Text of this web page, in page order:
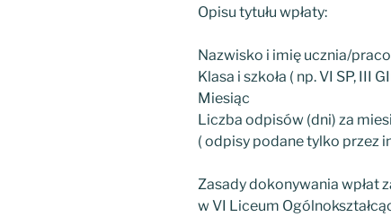
Opisu tytułu wpłaty:
Nazwisko i imię ucznia/
Klasa i szkoła ( np. VI SP, III
Miesiąc
Liczba odpisów (dni) za
( odpisy podane tylko przez
Zasady dokonywania wpłat
w VI Liceum